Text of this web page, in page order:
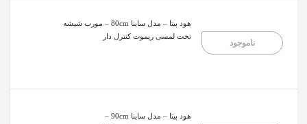
ناموجود
هود بیتا – مدل ساینا 80cm – مورب شیشه
تخت لمسی ریموت کنترل دار
هود بیتا – مدل ساینا 90cm –